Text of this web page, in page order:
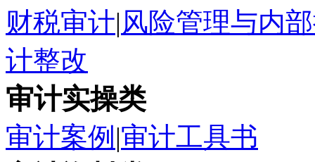
财税审计|风险管理与内
计整改
审计实操类
审计案例 |审计工具书